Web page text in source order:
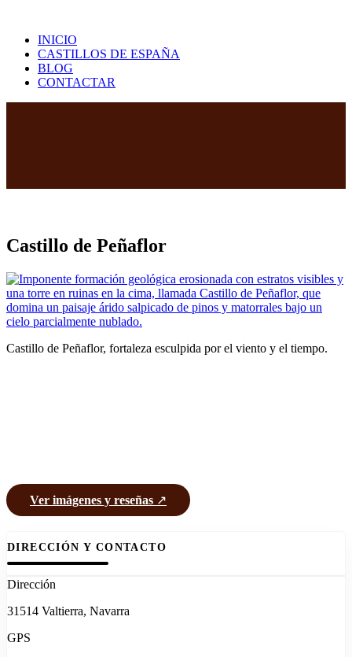
contenidoINICIO
CASTILLOS DE ESPAÑA
BLOG
CONTACTAR
Castillo de Peñaflor
Castillo de Peñaflor, fortaleza esculpida por el viento y el tiempo.
Ver imágenes y reseñas ↗
DIRECCIÓN Y CONTACTO
Dirección
31514 Valtierra, Navarra
GPS